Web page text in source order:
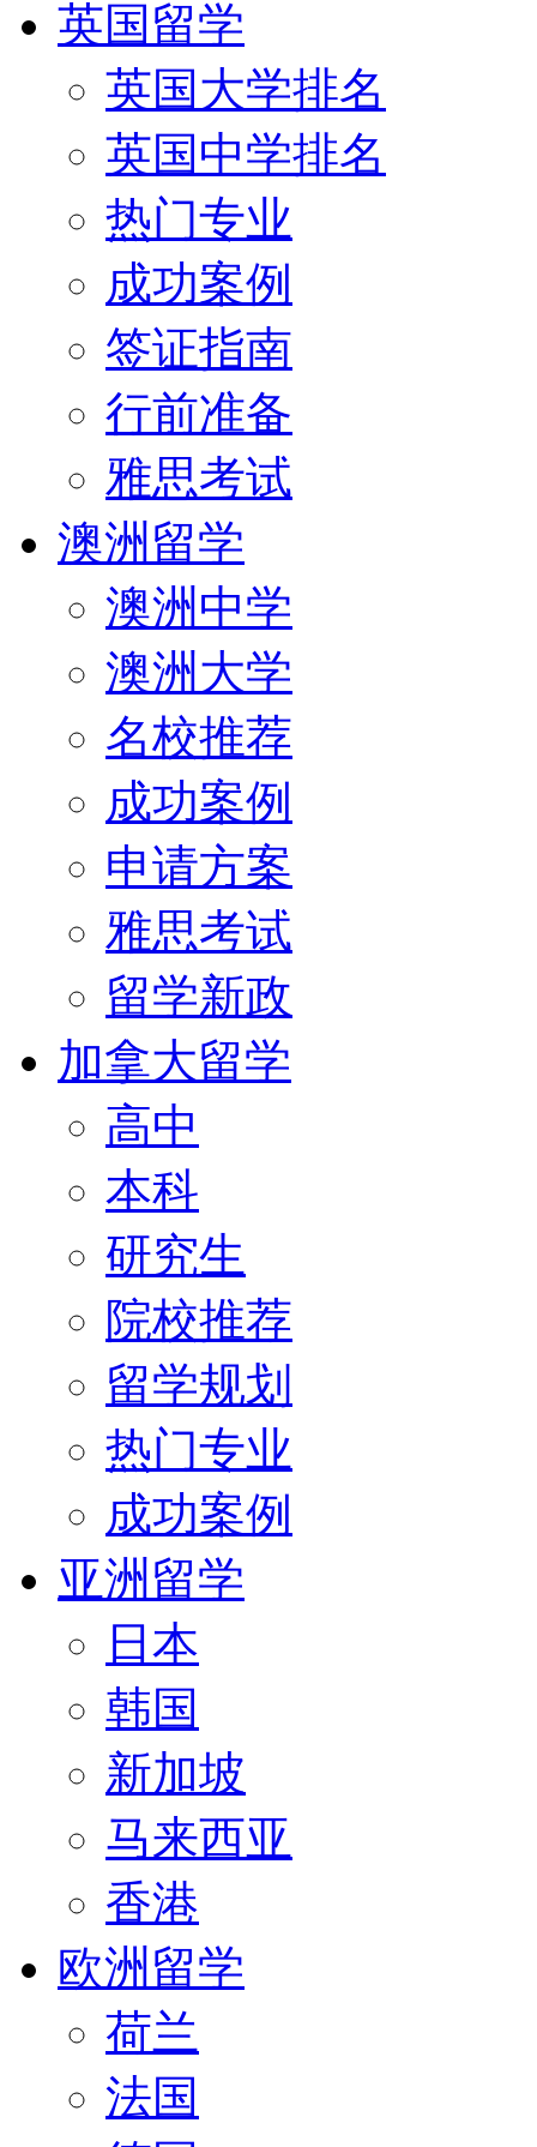
英国留学
英国大学排名
英国中学排名
热门专业
成功案例
签证指南
行前准备
雅思考试
澳洲留学
澳洲中学
澳洲大学
名校推荐
成功案例
申请方案
雅思考试
留学新政
加拿大留学
高中
本科
研究生
院校推荐
留学规划
热门专业
成功案例
亚洲留学
日本
韩国
新加坡
马来西亚
香港
欧洲留学
荷兰
法国